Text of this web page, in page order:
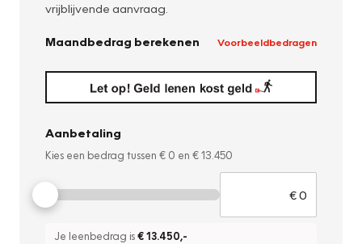
vrijblijvende aanvraag.
Maandbedrag berekenen Voorbeeldbedragen
Aanbetaling
Kies een bedrag tussen € 0 en € 13.450
Je leenbedrag is€ 13.450,-